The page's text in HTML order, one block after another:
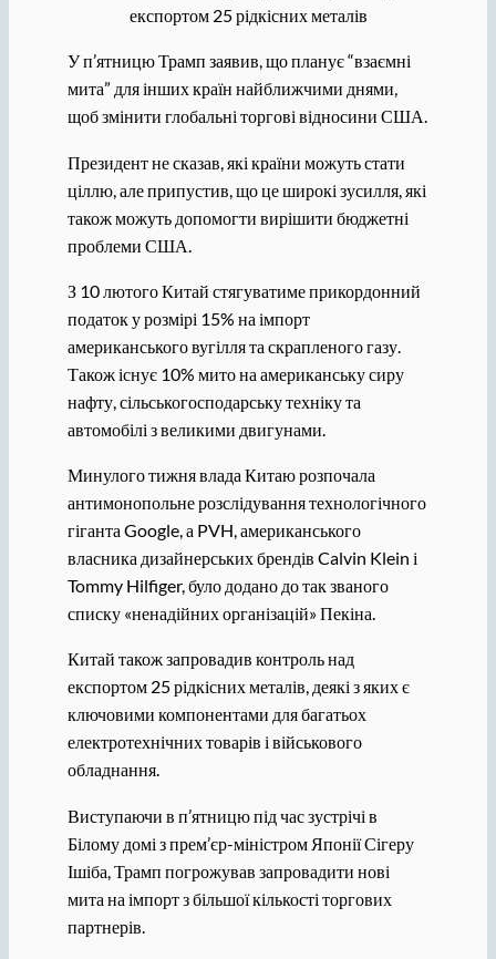
експортом 25 рідкісних металів
У п’ятницю Трамп заявив, що планує “взаємні
мита” для інших країн найближчими днями,
щоб змінити глобальні торгові відносини США.
Президент не сказав, які країни можуть стати
ціллю, але припустив, що це широкі зусилля, які
також можуть допомогти вирішити бюджетні
проблеми США.
З 10 лютого Китай стягуватиме прикордонний
податок у розмірі 15% на імпорт
американського вугілля та скрапленого газу.
Також існує 10% мито на американську сиру
нафту, сільськогосподарську техніку та
автомобілі з великими двигунами.
Минулого тижня влада Китаю розпочала
антимонопольне розслідування технологічного
гіганта Google, а PVH, американського
власника дизайнерських брендів Calvin Klein і
Tommy Hilfiger, було додано до так званого
списку «ненадійних організацій» Пекіна.
Китай також запровадив контроль над
експортом 25 рідкісних металів, деякі з яких є
ключовими компонентами для багатьох
електротехнічних товарів і військового
обладнання.
Виступаючи в п’ятницю під час зустрічі в
Білому домі з прем’єр-міністром Японії Сігеру
Ішіба, Трамп погрожував запровадити нові
мита на імпорт з більшої кількості торгових
партнерів.